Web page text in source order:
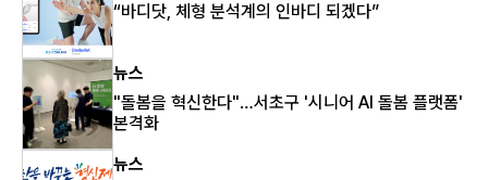
“바디닷, 체형 분석계의 인바디 되겠다”
뉴스
"돌봄을 혁신한다"…서초구 '시니어 AI 돌봄 플랫폼'
본격화
뉴스